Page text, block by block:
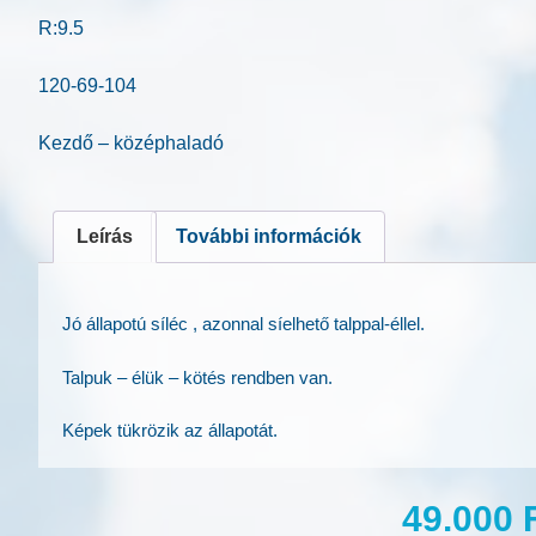
R:9.5
120-69-104
Kezdő – középhaladó
Leírás További információk
Jó állapotú síléc , azonnal síelhető talppal-éllel.
Talpuk – élük – kötés rendben van.
Képek tükrözik az állapotát.
49.000